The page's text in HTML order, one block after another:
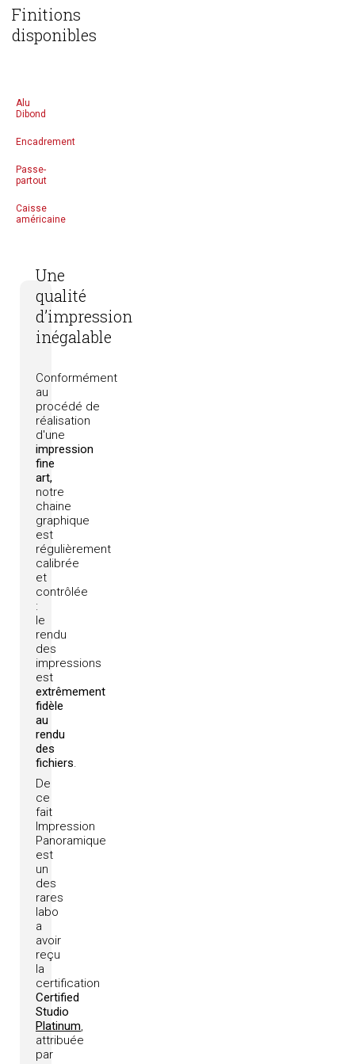
Finitions
disponibles
Alu
Dibond
Encadrement
Passe-
partout
Caisse
américaine
Une
qualité
d’impression
inégalable
Conformément
au
procédé de
réalisation
d'une
impression
fine
art,
notre
chaine
graphique
est
régulièrement
calibrée
et
contrôlée
:
le
rendu
des
impressions
est
extrêmement
fidèle
au
rendu
des
fichiers.
De
ce
fait
Impression
Panoramique
est
un
des
rares
labo
a
avoir
reçu
la
certification
Certified
Studio
Platinum,
attribuée
par